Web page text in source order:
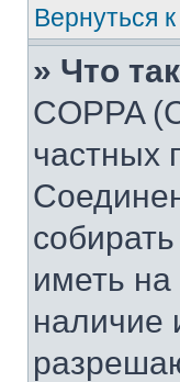
Вернуться
» Что
COPPA
частных
иметь
наличие